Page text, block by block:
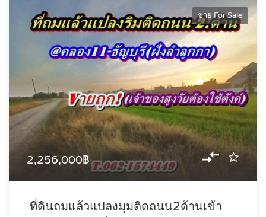
ขาย For Sale
2,256,000฿
ที่ดินถมแล้วแปลงมุมติดถนน2ด้านเข้า